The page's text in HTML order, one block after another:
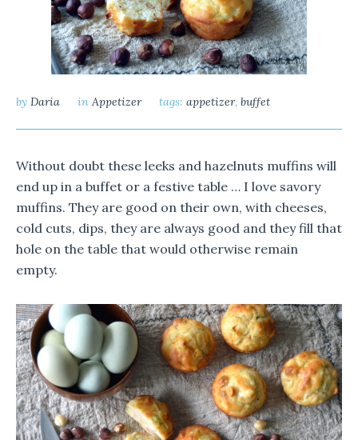
by Daria in Appetizer tags: appetizer, buffet
Without doubt these leeks and hazelnuts muffins will
end up in a buffet or a festive table … I love savory
muffins. They are good on their own, with cheeses,
cold cuts, dips, they are always good and they fill that
hole on the table that would otherwise remain
empty.